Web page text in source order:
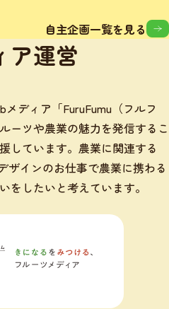
自主企画一覧を見る
ア運営
ディア「FuruFumu（フルフ
ーツや農業の魅力を発信するこ
しています。農業に関連する
ザインのお仕事で農業に携わる
をしたいと考えています。